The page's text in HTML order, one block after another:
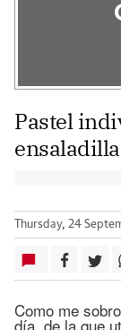
Pastel
ensaladilla
Thursday, 24
Como me
día, de la que